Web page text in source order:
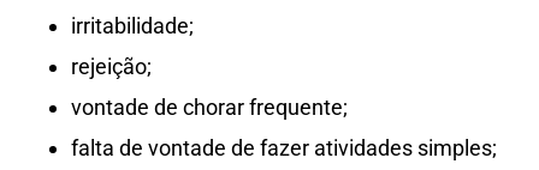
irritabilidade;
rejeição;
vontade de chorar frequente;
falta de vontade de fazer atividades simples;